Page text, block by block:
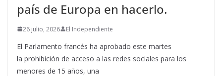
país de Europa en hacerlo.
26 julio, 2026 El Independiente
El Parlamento francés ha aprobado este martes
la prohibición de acceso a las redes sociales para los
menores de 15 años, una